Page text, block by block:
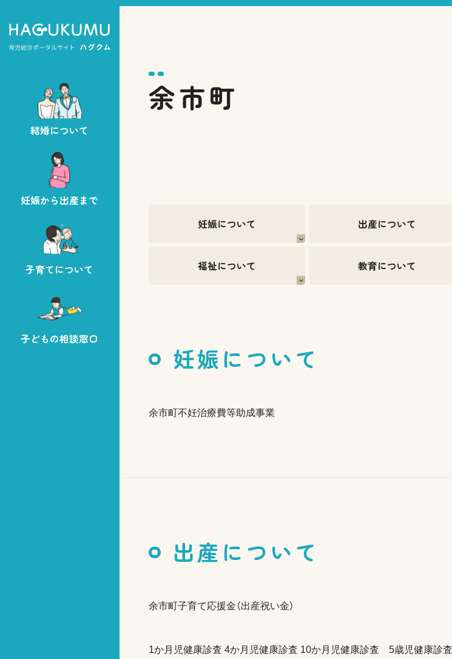
結婚について
妊娠から出産まで
子育てについて
子どもの相談窓口
余市町
妊娠について 出産について
福祉について 教育について
妊娠について
余市町不妊治療費等助成事業
出産について
余市町子育て応援金（出産祝い金）
1か月児健康診査 4か月児健康診査 10か月児健康診査 5歳児健康診査